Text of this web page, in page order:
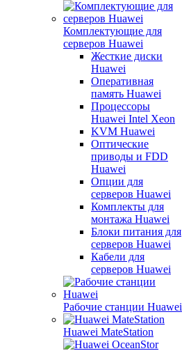
Комплектующие для
серверов Huawei
Жесткие диски
Huawei
Оперативная
память Huawei
Процессоры
Huawei Intel Xeon
KVM Huawei
Оптические
приводы и FDD
Huawei
Опции для
серверов Huawei
Комплекты для
монтажа Huawei
Блоки питания для
серверов Huawei
Кабели для
серверов Huawei
Рабочие станции Huawei
Huawei MateStation